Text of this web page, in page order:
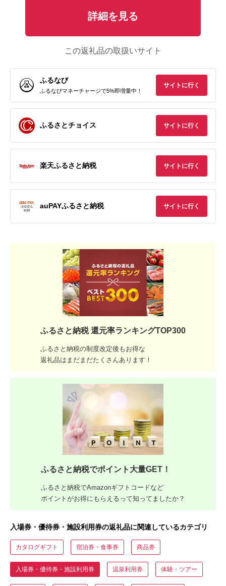
詳細を見る
この返礼品の取扱いサイト
ふるなび
ふるなびマネーチャージで5%即増量中！
サイトに行く
ふるさとチョイス サイトに行く
楽天ふるさと納税 サイトに行く
auPAYふるさと納税 サイトに行く
ふるさと納税 還元率ランキングTOP300
ふるさと納税の制度改定後もお得な
返礼品はまだまだたくさんあります！
ふるさと納税でポイント大量GET！
ふるさと納税でAmazonギフトコードなど
ポイントがお得にもらえるって知ってましたか？
入場券・優待券・施設利用券の返礼品に関連しているカテゴリ
カタログギフト 宿泊券・食事券 商品券
入場券・優待券・施設利用券 温泉利用券 体験・ツアー